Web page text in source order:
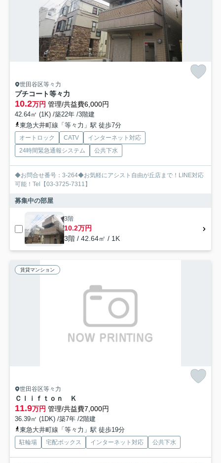
世田谷区等々力
プチコート等々力
10.2万円 管理/共益費6,000円
42.64㎡ (1K) /築22年 /3階建
東急大井町線「等々力」駅 徒歩7分
オートロック CATV
インターネット対応
24時間緊急通報システム
公共下水
◆お問合せ番号：3-264◆お気軽にアシスト自由が丘店まで！LINE対応
可能！Tel【03-3725-7311】
募集中の部屋
3階
10.2万円
3階 / 42.64㎡ / 1K
賃貸マンション
世田谷区等々力
Ｃｌｉｆｔｏｎ Ｋ
11.9万円 管理/共益費7,000円
36.39㎡ (1DK) /築7年 /2階建
東急大井町線「等々力」駅 徒歩19分
駐輪場 宅配ボックス インターネット対応 公共下水